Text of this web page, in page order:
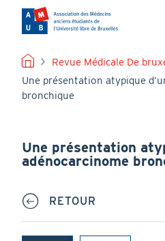
contenu
principal
FIL
D'ARIANE
Revue Médicale De
Une présentation atypique
bronchique
Une présentation
adénocarcinome
RETOUR